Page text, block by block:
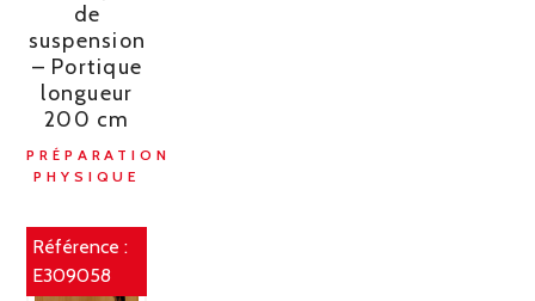
de
suspension
– Portique
longueur
200 cm
PRÉPARATION
PHYSIQUE
Référence :
E309058